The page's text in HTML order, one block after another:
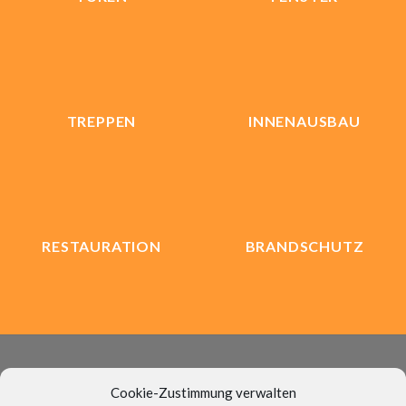
Cookie-Zustimmung verwalten
TREPPEN INNENAUSBAU
RESTAURATION BRANDSCHUTZ
Stammermann Tischlerei GmbH & Co.KG
Hauptstraße 25, 26169 Markhausen